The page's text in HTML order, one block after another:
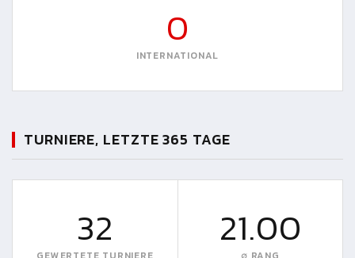
0
INTERNATIONAL
TURNIERE, LETZTE 365 TAGE
32 21.00